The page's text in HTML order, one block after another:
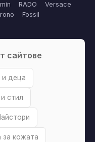
RADO
Versace
Fossil
сайтове
и деца
стил
за кожата